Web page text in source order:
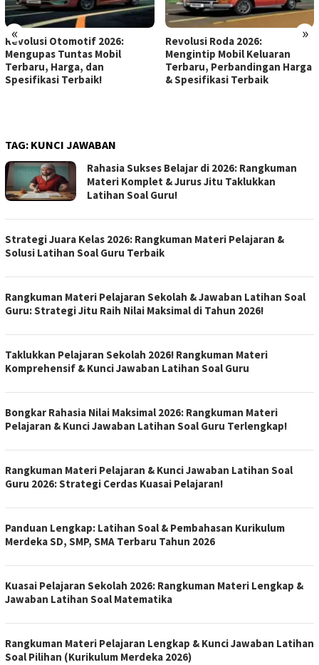
« »
Revolusi Roda 2026:
Mengintip Mobil Keluaran
Terbaru, Perbandingan Harga
& Spesifikasi Terbaik
Mengintip Masa Depan
Otomotif: Mobil Keluaran
Terbaru 2026 dari Toyota,
BYD, Ferrari, dan Lainnya –
TAG: KUNCI JAWABAN
Rahasia Sukses Belajar di 2026: Rangkuman
Materi Komplet & Jurus Jitu Taklukkan
Latihan Soal Guru!
Strategi Juara Kelas 2026: Rangkuman Materi Pelajaran &
Solusi Latihan Soal Guru Terbaik
Rangkuman Materi Pelajaran Sekolah & Jawaban Latihan Soal
Guru: Strategi Jitu Raih Nilai Maksimal di Tahun 2026!
Taklukkan Pelajaran Sekolah 2026! Rangkuman Materi
Komprehensif & Kunci Jawaban Latihan Soal Guru
Bongkar Rahasia Nilai Maksimal 2026: Rangkuman Materi
Pelajaran & Kunci Jawaban Latihan Soal Guru Terlengkap!
Rangkuman Materi Pelajaran & Kunci Jawaban Latihan Soal
Guru 2026: Strategi Cerdas Kuasai Pelajaran!
Panduan Lengkap: Latihan Soal & Pembahasan Kurikulum
Merdeka SD, SMP, SMA Terbaru Tahun 2026
Kuasai Pelajaran Sekolah 2026: Rangkuman Materi Lengkap &
Jawaban Latihan Soal Matematika
Rangkuman Materi Pelajaran Lengkap & Kunci Jawaban Latihan
Soal Pilihan (Kurikulum Merdeka 2026)